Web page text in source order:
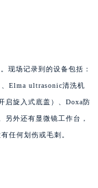
现场记录到的设备包括：
Elma ultrasonic清洗机
启旋入式底盖）、Doxa防
另外还有显微镜工作台，
任何划伤或毛刺。